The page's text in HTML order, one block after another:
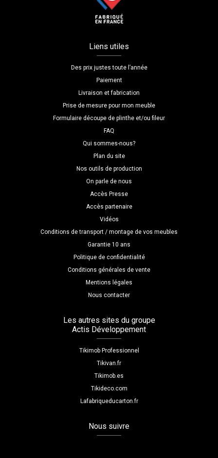
Liens utiles
Des prix justes toute l’année
Paiement
Livraison et fabrication
Prise de mesure pour mon meuble
Formulaire découpe de plinthe et/ou fileur
FAQ
Qui sommes-nous?
Plan du site
Nos outils de production
On parle de nous
Accès Presse
Accès partenaire
Vidéos
Conditions de transport / montage de vos meubles
Garantie 10 ans
Politique de confidentialité
Conditions générales de vente
Mentions légales
Nous contacter
Les autres sites du groupe
Actis Développement
Tikimob Professionnel
Tikivan.fr
Tikimob.es
Tikideco.com
Lafabriqueducarton.fr
Nous suivre